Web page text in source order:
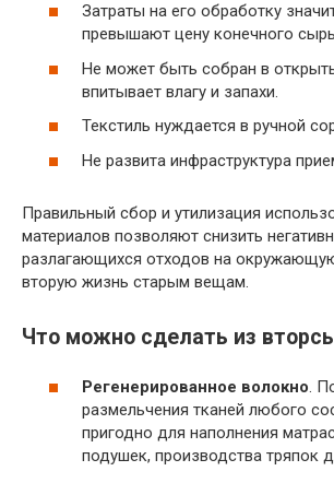
Затраты на его обработку
превышают цену конечного
Не может быть собран в
впитывает влагу и запахи.
Текстиль нуждается в ручной
Не развита инфраструктура
Правильный сбор и утилизация
материалов позволяют снизить
разлагающихся отходов на
вторую жизнь старым вещам.
Что можно сделать из
Регенерированное волокно.
размельчения тканей любого
пригодно для наполнения
подушек, производства тряпок